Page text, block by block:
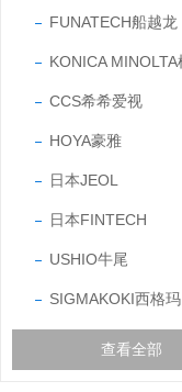
FUNATECH船越龙
CCS希希爱视
HOYA豪雅
日本JEOL
日本FINTECH
USHIO牛尾
SIGMAKOKI西格玛
查看全部